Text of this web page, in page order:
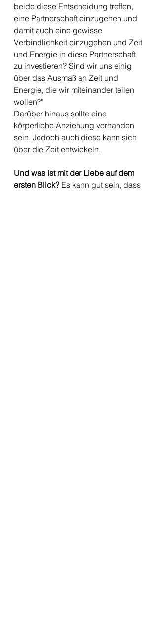
beide diese Entscheidung treffen,
eine Partnerschaft einzugehen und
damit auch eine gewisse
Verbindlichkeit einzugehen und Zeit
und Energie in diese Partnerschaft
zu investieren? Sind wir uns einig
über das Ausmaß an Zeit und
Energie, die wir miteinander teilen
wollen?"
Darüber hinaus sollte eine
körperliche Anziehung vorhanden
sein. Jedoch auch diese kann sich
über die Zeit entwickeln.
Und was ist mit der Liebe auf dem
ersten Blick? Es kann gut sein, dass